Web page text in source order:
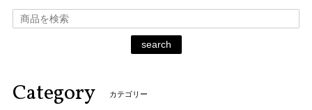
search
Category カテゴリー